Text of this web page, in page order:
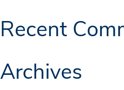
Recent
Archives